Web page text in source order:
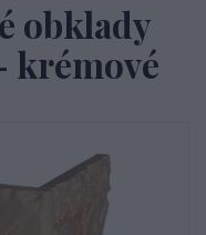
obklady
krémové